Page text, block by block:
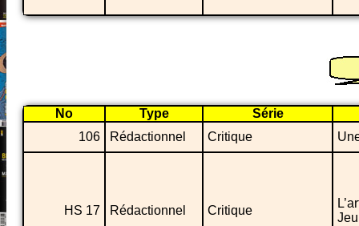
No Type
Série
106
Rédactionnel Critique
HS 17 Rédactionnel Critique